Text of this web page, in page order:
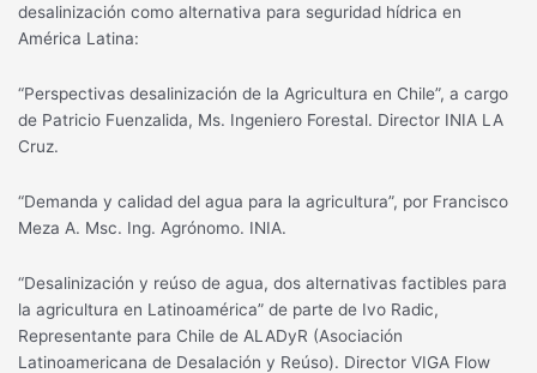
desalinización como alternativa para seguridad hídrica en
América Latina:
“Perspectivas desalinización de la Agricultura en Chile”, a cargo
de Patricio Fuenzalida, Ms. Ingeniero Forestal. Director INIA LA
Cruz.
“Demanda y calidad del agua para la agricultura”, por Francisco
Meza A. Msc. Ing. Agrónomo. INIA.
“Desalinización y reúso de agua, dos alternativas factibles para
la agricultura en Latinoamérica” de parte de Ivo Radic,
Representante para Chile de ALADyR (Asociación
Latinoamericana de Desalación y Reúso). Director VIGA Flow